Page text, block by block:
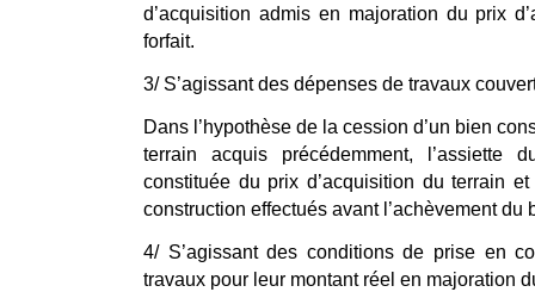
d’acquisition admis en majoration du prix
forfait.
3/ S’agissant des dépenses de travaux
Dans l’hypothèse de la cession d’un bien
terrain acquis précédemment,
constituée du prix d’acquisition du terrain
construction effectués avant l’achèvement du
4/ S’agissant des conditions de prise en
travaux pour leur montant réel en majoration